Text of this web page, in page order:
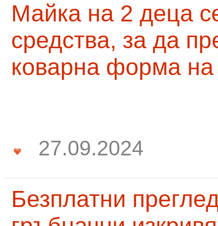
Майка на 2 деца
средства, за да
коварна форма на
27.09.2024
Безплатни